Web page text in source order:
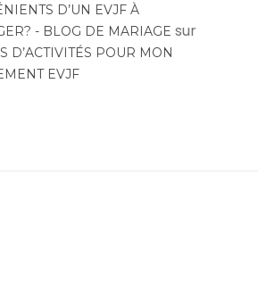
D’UN EVJF À
- BLOG DE MARIAGE sur
D’ACTIVITÉS POUR MON
EVJF